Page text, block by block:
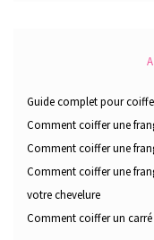
Guide complet pour
Comment coiffer une
Comment coiffer une
Comment coiffer une
votre chevelure
Comment coiffer un